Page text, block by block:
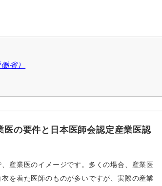
省）
医の要件と日本医師会認定産業医認
産業医のイメージです。多くの場合、産業医
を着た医師のものが多いですが、実際の産業